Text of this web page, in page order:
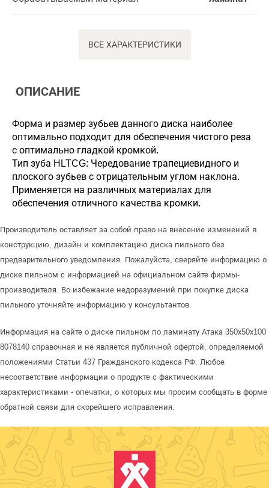
ВСЕ ХАРАКТЕРИСТИКИ
ОПИСАНИЕ
Форма и размер зубьев данного диска наиболее
оптимально подходит для обеспечения чистого реза
с оптимально гладкой кромкой.
Тип зуба HLTCG: Чередование трапециевидного и
плоского зубьев с отрицательным углом наклона.
Применяется на различных материалах для
обеспечения отличного качества кромки.
Производитель оставляет за собой право на внесение изменений в
конструкцию, дизайн и комплектацию диска пильного без
предварительного уведомления. Пожалуйста, сверяйте информацию о
диске пильном с информацией на официальном сайте фирмы-
производителя. Во избежание недоразумений при покупке диска
пильного уточняйте информацию у консультантов.
Информация на сайте о диске пильном по ламинату Атака 350х50х100
8078140 справочная и не является публичной офертой, определяемой
положениями Статьи 437 Гражданского кодекса РФ. Любое
несоответствие информации о продукте с фактическими
характеристиками - опечатки, о которых мы просим сообщать в форме
обратной связи для скорейшего исправления.